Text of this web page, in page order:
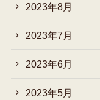
2023年8月
2023年7月
2023年6月
2023年5月